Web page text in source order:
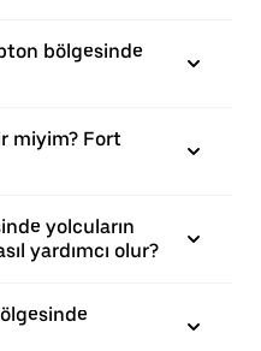
bölgesinde
miyim? Fort
yolcuların
yardımcı olur?